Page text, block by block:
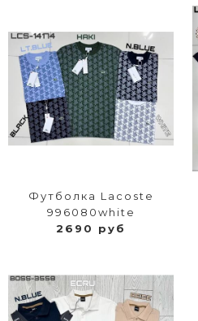
Футболка Lacoste
996080white
2690 руб